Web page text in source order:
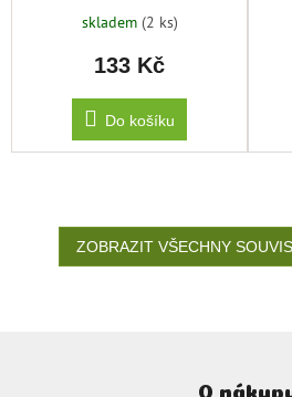
skladem (2 ks)
133 Kč
Do košíku
ZOBRAZIT VŠECHNY
O